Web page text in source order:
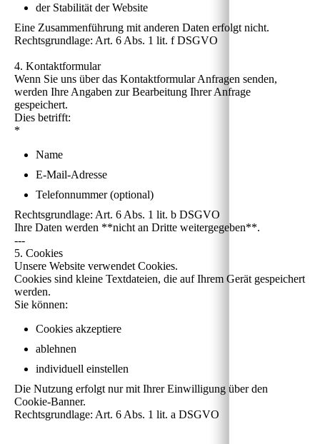
der Stabilität der Website
Eine Zusammenführung mit anderen Daten erfolgt nicht.
Rechtsgrundlage: Art. 6 Abs. 1 lit. f DSGVO
4. Kontaktformular
Wenn Sie uns über das Kontaktformular Anfragen senden,
werden Ihre Angaben zur Bearbeitung Ihrer Anfrage
gespeichert.
Dies betrifft:
*
Name
E-Mail-Adresse
Telefonnummer (optional)
Rechtsgrundlage: Art. 6 Abs. 1 lit. b DSGVO
Ihre Daten werden **nicht an Dritte weitergegeben**.
---
5. Cookies
Unsere Website verwendet Cookies.
Cookies sind kleine Textdateien, die auf Ihrem Gerät gespeichert
werden.
Sie können:
Cookies akzeptiere
ablehnen
individuell einstellen
Die Nutzung erfolgt nur mit Ihrer Einwilligung über den
Cookie-Banner.
Rechtsgrundlage: Art. 6 Abs. 1 lit. a DSGVO